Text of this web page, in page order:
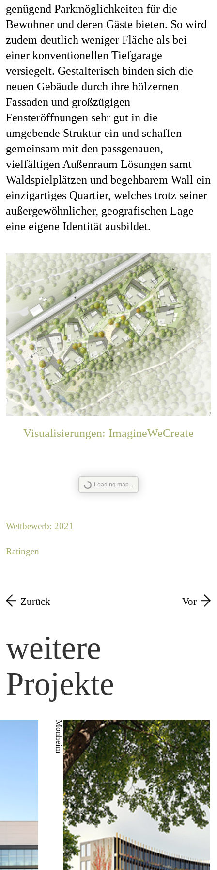
genügend Parkmöglichkeiten für die
Bewohner und deren Gäste bieten. So wird
zudem deutlich weniger Fläche als bei
einer konventionellen Tiefgarage
versiegelt. Gestalterisch binden sich die
neuen Gebäude durch ihre hölzernen
Fassaden und großzügigen
Fensteröffnungen sehr gut in die
umgebende Struktur ein und schaffen
gemeinsam mit den passgenauen,
vielfältigen Außenraum Lösungen samt
Waldspielplätzen und begehbarem Wall ein
einzigartiges Quartier, welches trotz seiner
außergewöhnlicher, geografischen Lage
eine eigene Identität ausbildet.
Visualisierungen: ImagineWeCreate
Loading map...
Wettbewerb: 2021
Ratingen
Zurück Vor
weitere
Projekte
Aachen